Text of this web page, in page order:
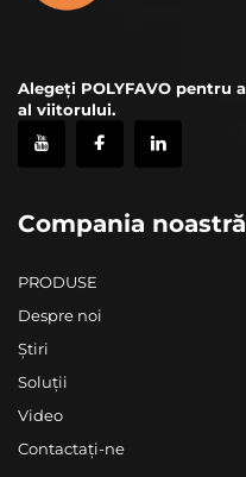
Alegeți POLYFAVO pentru
al viitorului.
Compania noastră
PRODUSE
Despre noi
Știri
Soluții
Video
Contactați-ne